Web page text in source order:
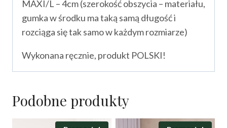
MAXI/L – 4cm (szerokość obszycia – materiału,
gumka w środku ma taką samą długość i
rozciąga się tak samo w każdym rozmiarze)
Wykonana ręcznie, produkt POLSKI!
Podobne produkty